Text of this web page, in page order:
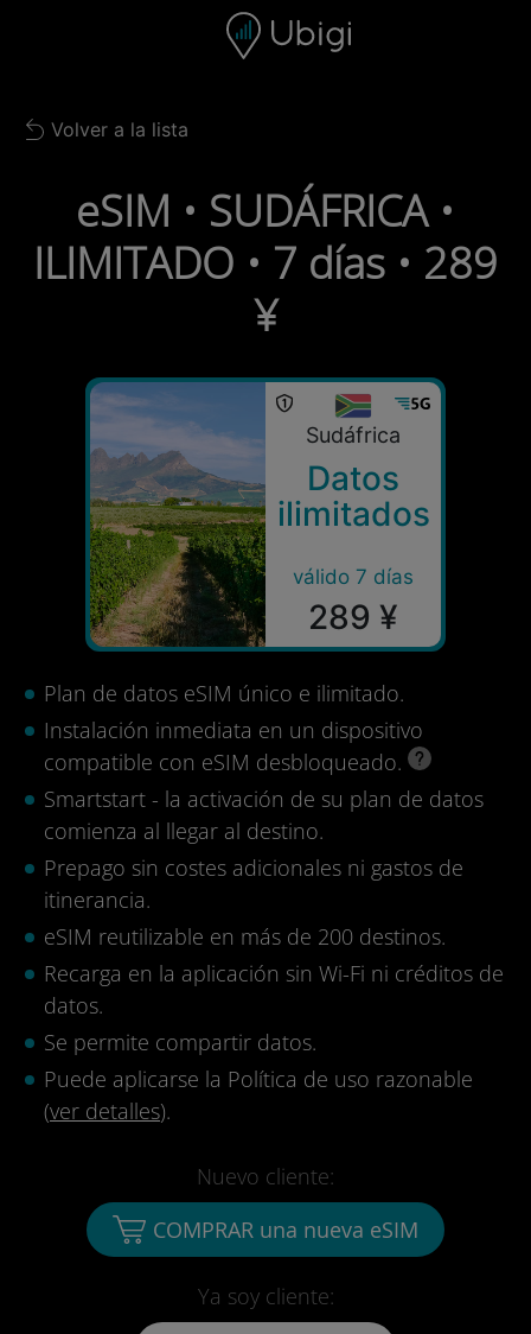
Barra de navegación
Back to list
Volver a la lista
eSIM • SUDÁFRICA •
ILIMITADO • 7 días • 289
¥
Sudáfrica
Datos
ilimitados
válido 7 días
289 ¥
Plan de datos eSIM único e ilimitado.
Instalación inmediata en un dispositivo
compatible con eSIM desbloqueado.
Smartstart - la activación de su plan de datos
comienza al llegar al destino.
Prepago sin costes adicionales ni gastos de
itinerancia.
eSIM reutilizable en más de 200 destinos.
Recarga en la aplicación sin Wi-Fi ni créditos de
datos.
Se permite compartir datos.
Puede aplicarse la Política de uso razonable
(ver detalles).
Ya soy cliente:
Nuevo cliente:
COMPRAR una nueva eSIM